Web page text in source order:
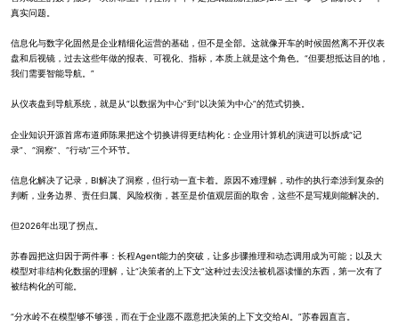
真实问题。
信息化与数字化固然是企业精细化运营的基础，但不是全部。这就像开车的时候固然离不开仪表
盘和后视镜，过去这些年做的报表、可视化、指标，本质上就是这个角色。“但要想抵达目的地，
我们需要智能导航。”
从仪表盘到导航系统，就是从“以数据为中心”到“以决策为中心”的范式切换。
企业知识开源首席布道师陈果把这个切换讲得更结构化：企业用计算机的演进可以拆成“记
录”、“洞察”、“行动”三个环节。
信息化解决了记录，BI解决了洞察，但行动一直卡着。原因不难理解，动作的执行牵涉到复杂的
判断，业务边界、责任归属、风险权衡，甚至是价值观层面的取舍，这些不是写规则能解决的。
但2026年出现了拐点。
苏春园把这归因于两件事：长程Agent能力的突破，让多步骤推理和动态调用成为可能；以及大
模型对非结构化数据的理解，让“决策者的上下文”这种过去没法被机器读懂的东西，第一次有了
被结构化的可能。
“分水岭不在模型够不够强，而在于企业愿不愿意把决策的上下文交给AI。”苏春园直言。